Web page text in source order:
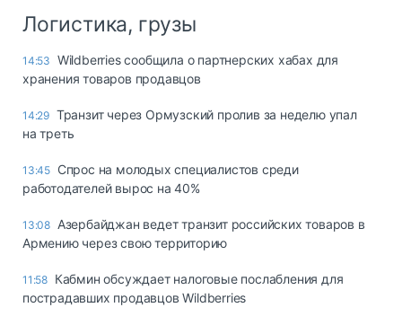
Логистика, грузы
14:53 Wildberries сообщила о партнерских хабах для
хранения товаров продавцов
14:29 Транзит через Ормузский пролив за неделю упал
на треть
13:45 Спрос на молодых специалистов среди
работодателей вырос на 40%
13:08 Азербайджан ведет транзит российских товаров в
Армению через свою территорию
11:58 Кабмин обсуждает налоговые послабления для
пострадавших продавцов Wildberries